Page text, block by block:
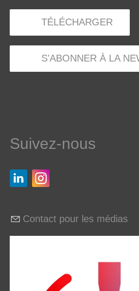
TÉLÉCHARGER
S'ABONNER À LA
Suivez-nous
Contact pour les médias